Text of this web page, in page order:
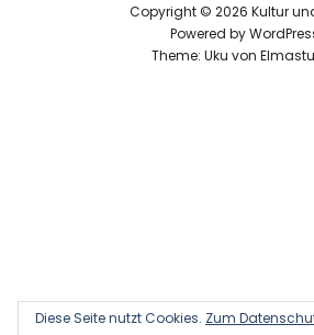
Copyright © 2026 Kultur
Powered by
Theme: Uku von
Diese Seite nutzt Cookies. Zum